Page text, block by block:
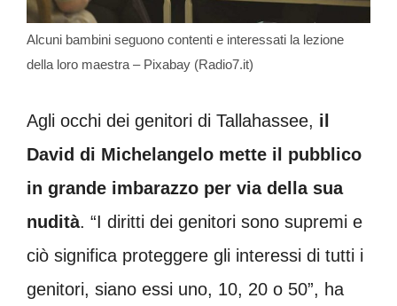
Alcuni bambini seguono contenti e interessati la lezione
della loro maestra – Pixabay (Radio7.it)
Agli occhi dei genitori di Tallahassee, il
David di Michelangelo mette il pubblico
in grande imbarazzo per via della sua
nudità. “I diritti dei genitori sono supremi e
ciò significa proteggere gli interessi di tutti i
genitori, siano essi uno, 10, 20 o 50”, ha